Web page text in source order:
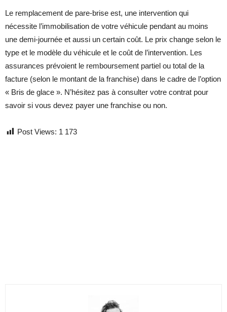
Le remplacement de pare-brise est, une intervention qui
nécessite l’immobilisation de votre véhicule pendant au moins
une demi-journée et aussi un certain coût. Le prix change selon le
type et le modèle du véhicule et le coût de l’intervention. Les
assurances prévoient le remboursement partiel ou total de la
facture (selon le montant de la franchise) dans le cadre de l’option
« Bris de glace ». N’hésitez pas à consulter votre contrat pour
savoir si vous devez payer une franchise ou non.
Post Views: 1 173